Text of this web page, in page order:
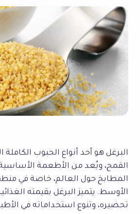
البرغل هو أحد أنواع الحبوب
القمح، ويُعد من الأطعمة
المطابخ حول العالم، خاصة في
الأوسط. يتميز البرغل بقيمته
تحضيره، وتنوع استخداماته في